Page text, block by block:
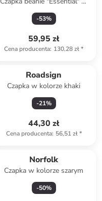
kolorze niebieskim
-53%
59,95 zł
Cena producenta: 130,28 zł*
Roadsign
Czapka w kolorze khaki
-21%
44,30 zł
Cena producenta: 56,51 zł*
Norfolk
Czapka w kolorze szarym
-50%